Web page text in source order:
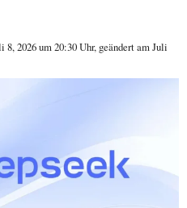
8, 2026um 20:30 Uhr, geändert am Juli